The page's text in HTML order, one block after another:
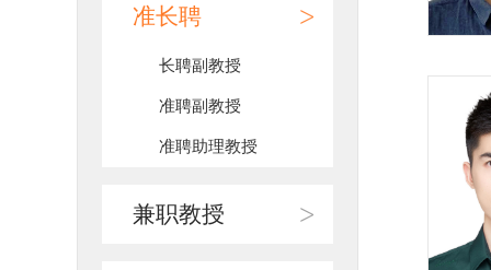
准长聘 >
长聘副教授
准聘副教授
准聘助理教授
兼职教授 >